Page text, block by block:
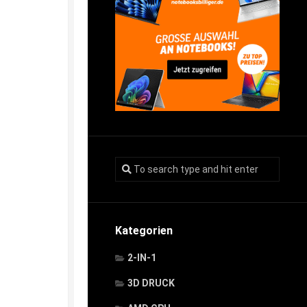
Kategorien
2-IN-1
3D DRUCK